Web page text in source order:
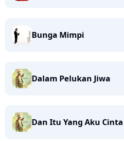
Bunga Mimpi
Dalam Pelukan Jiwa
Dan Itu Yang Aku Cinta